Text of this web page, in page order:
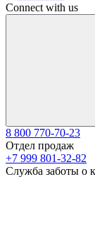
Connect with us
8 800 770-70-23
Отдел продаж
+7 999 801-32-82
Служба заботы о